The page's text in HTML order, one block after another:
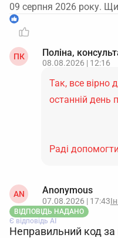
09 серпня 2026 року.
1
ПК Поліна,
08.08.2026 | 12:16
Так, все вірно
останній день
Раді
AN Anonymous
07.08.2026 | 17:43
ВІДПОВІДЬ НАДАНО
Є відповідь АІ
Неправильний код за